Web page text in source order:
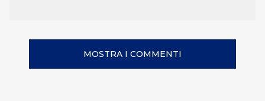
MOSTRA I COMMENTI